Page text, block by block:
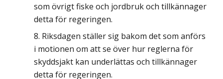
som övrigt fiske och jordbruk och tillkännager
detta för regeringen.
Riksdagen ställer sig bakom det som anförs
i motionen om att se över hur reglerna för
skyddsjakt kan underlättas och tillkännager
detta för regeringen.